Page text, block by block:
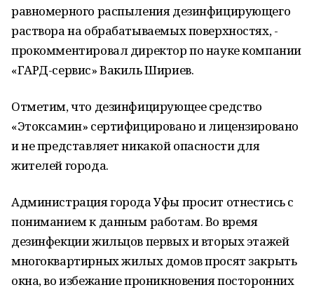
равномерного распыления дезинфицирующего
раствора на обрабатываемых поверхностях, -
прокомментировал директор по науке компании
«ГАРД-сервис» Вакиль Шириев.
Отметим, что дезинфицирующее средство
«Этоксамин» сертифицировано и лицензировано
и не представляет никакой опасности для
жителей города.
Администрация города Уфы просит отнестись с
пониманием к данным работам. Во время
дезинфекции жильцов первых и вторых этажей
многоквартирных жилых домов просят закрыть
окна, во избежание проникновения посторонних